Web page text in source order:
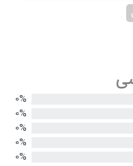
0%
0%
0%
0%
0%